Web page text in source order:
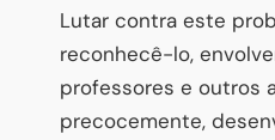
Lutar contra este
reconhecê-lo,
professores e outros
precocemente,